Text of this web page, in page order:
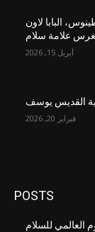
البابا لاون
علامة سلام
أبريل 15, 2026
القديس يوسف
فبراير 20, 2026
POSTS
العالمي للسلام